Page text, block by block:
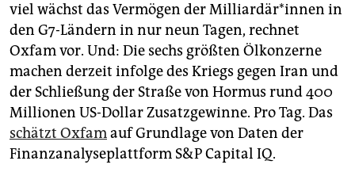
viel wächst das Vermögen der Mil­li­ar­dä­r*in­nen in
den G7-Ländern in nur neun Tagen, rechnet
Oxfam vor. Und: Die sechs größten Ölkonzerne
machen derzeit infolge des Kriegs gegen Iran und
der Schließung der Straße von Hormus rund 400
Millionen US-Dollar Zusatzgewinne. Pro Tag. Das
schätzt Oxfamauf Grundlage von Daten der
Finanzanalyseplattform S&P Capital IQ.